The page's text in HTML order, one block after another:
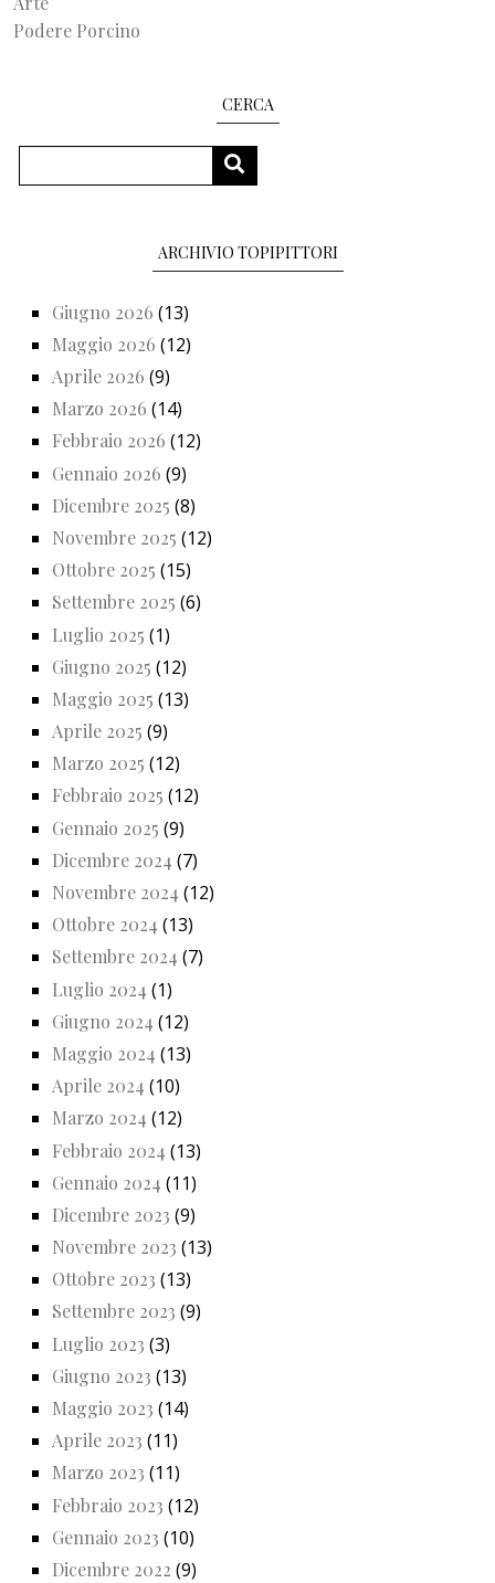
Podere Porcino
CERCA
CERCA
ARCHIVIO TOPIPITTORI
Giugno 2026 (13)
Maggio 2026 (12)
Aprile 2026 (9)
Marzo 2026 (14)
Febbraio 2026 (12)
Gennaio 2026 (9)
Dicembre 2025 (8)
Novembre 2025 (12)
Ottobre 2025 (15)
Settembre 2025 (6)
Luglio 2025 (1)
Giugno 2025 (12)
Maggio 2025 (13)
Aprile 2025 (9)
Marzo 2025 (12)
Febbraio 2025 (12)
Gennaio 2025 (9)
Dicembre 2024 (7)
Novembre 2024 (12)
Ottobre 2024 (13)
Settembre 2024 (7)
Luglio 2024 (1)
Giugno 2024 (12)
Maggio 2024 (13)
Aprile 2024 (10)
Marzo 2024 (12)
Febbraio 2024 (13)
Gennaio 2024 (11)
Dicembre 2023 (9)
Novembre 2023 (13)
Ottobre 2023 (13)
Settembre 2023 (9)
Luglio 2023 (3)
Giugno 2023 (13)
Maggio 2023 (14)
Aprile 2023 (11)
Marzo 2023 (11)
Febbraio 2023 (12)
Gennaio 2023 (10)
Dicembre 2022 (9)